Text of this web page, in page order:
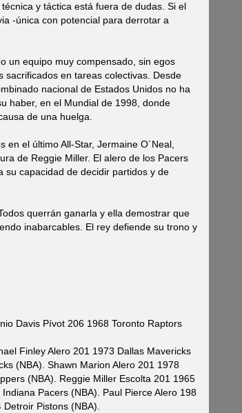
y táctica está fuera de dudas. Si el
-única con potencial para derrotar a
un equipo muy compensado, sin egos
en tareas colectivas. Desde
nacional de Estados Unidos no ha
haber, en el Mundial de 1998, donde
de una huelga.
el último All-Star, Jermaine O´Neal,
de Reggie Miller. El alero de los Pacers
su capacidad de decidir partidos y de
querrán ganarla y ella demostrar que
inabarcables. El rey defiende su trono y
Davis Pívot 206 1968 Toronto Raptors
Finley Alero 201 1973 Dallas Mavericks
(NBA). Shawn Marion Alero 201 1978
(NBA). Reggie Miller Escolta 201 1965
Pacers (NBA). Paul Pierce Alero 198
Pistons (NBA).